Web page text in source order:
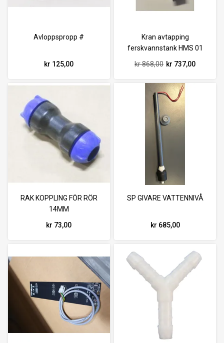
Avloppspropp #
kr 125,00
Kran avtapping
ferskvannstank HMS 01
kr 868,00 kr 737,00
RAK KOPPLING FÖR RÖR
14MM
kr 73,00
SP GIVARE VATTENNIVÅ
kr 685,00